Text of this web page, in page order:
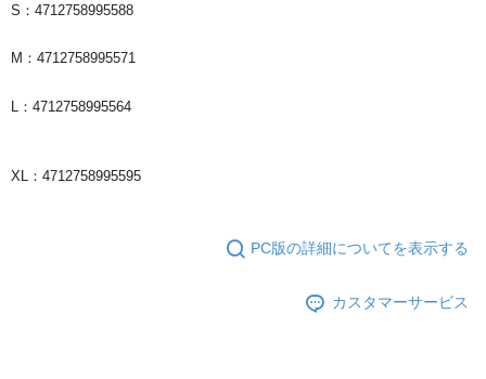
S：4712758995588
M：4712758995571
L：4712758995564
XL：4712758995595
PC版の詳細についてを表示する
カスタマーサービス